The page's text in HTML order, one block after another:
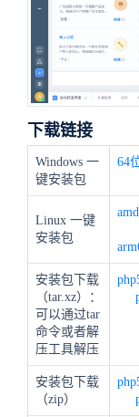
下载链接
Windows 一
键安装包
64
Linux 一键
安装包
安装包下载
（tar.xz）：
可以通过tar
命令或者解
压工具解压
安装包下载
（zip）